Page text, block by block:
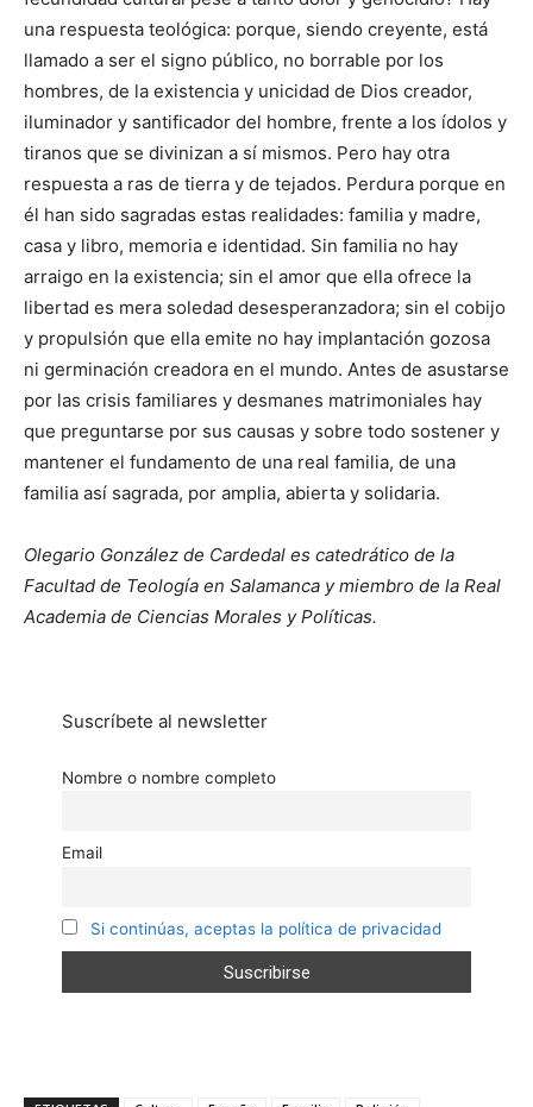
una respuesta teológica: porque, siendo creyente, está
llamado a ser el signo público, no borrable por los
hombres, de la existencia y unicidad de Dios creador,
iluminador y santificador del hombre, frente a los ídolos y
tiranos que se divinizan a sí mismos. Pero hay otra
respuesta a ras de tierra y de tejados. Perdura porque en
él han sido sagradas estas realidades: familia y madre,
casa y libro, memoria e identidad. Sin familia no hay
arraigo en la existencia; sin el amor que ella ofrece la
libertad es mera soledad desesperanzadora; sin el cobijo
y propulsión que ella emite no hay implantación gozosa
ni germinación creadora en el mundo. Antes de asustarse
por las crisis familiares y desmanes matrimoniales hay
que preguntarse por sus causas y sobre todo sostener y
mantener el fundamento de una real familia, de una
familia así sagrada, por amplia, abierta y solidaria.
Olegario González de Cardedal es catedrático de la
Facultad de Teología en Salamanca y miembro de la Real
Academia de Ciencias Morales y Políticas.
Suscríbete al newsletter
Nombre o nombre completo
Email
Si continúas, aceptas la política de privacidad